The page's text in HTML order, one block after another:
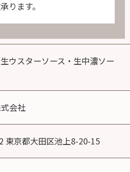
ります。
ウスターソース・生中濃ソー
会社
東京都大田区池上8-20-15